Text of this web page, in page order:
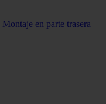
Montaje en parte trasera